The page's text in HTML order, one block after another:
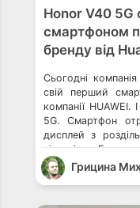
Honor V40
смартфоном
бренду від
Сьогодні
свій перший
компанії HUAWEI.
5G. Смартфон
дисплей з
пікселів.
екрана є
8+2 біти, хоча
Грицина